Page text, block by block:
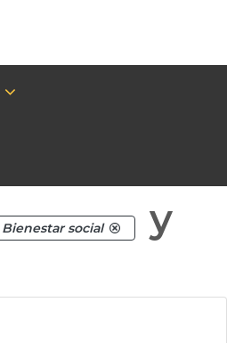
Bienestar social
y